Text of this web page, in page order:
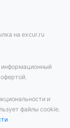
на excur.ru
информационный
и
файлы cookie.